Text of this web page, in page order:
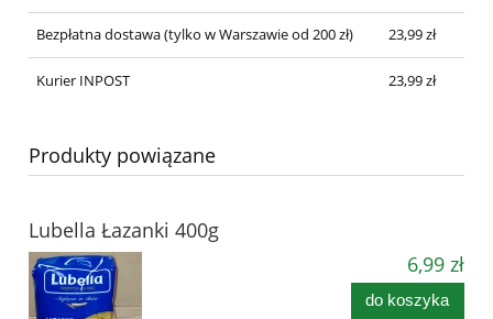
Bezpłatna dostawa(tylko w Warszawie od 200 zł) 23,99 zł
Kurier INPOST 23,99 zł
Produkty powiązane
Lubella Łazanki 400g
6,99 zł
do koszyka